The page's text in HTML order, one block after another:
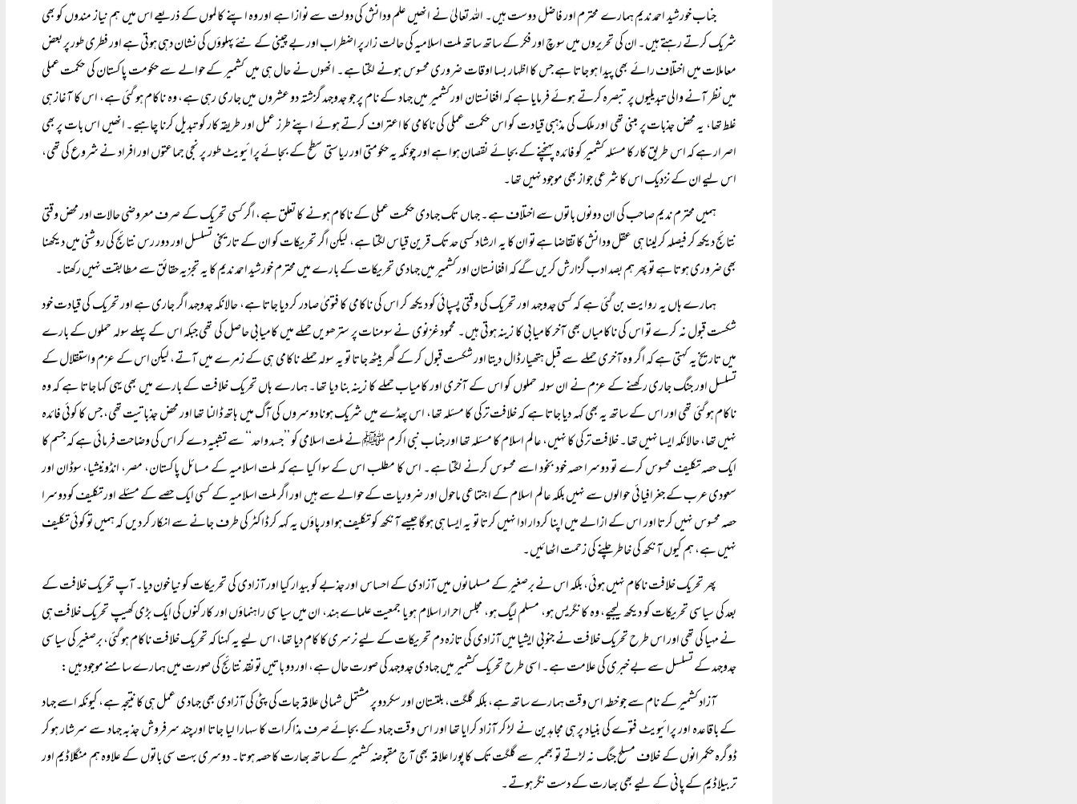
جناب خورشید احمد ندیم ہمارے محترم اور فاضل دوست ہیں۔ اللہ تعالیٰ نے انھیں علم ودانش کی دولت سے نوازا ہے اور وہ اپنے کالموں کے ذریعے اس میں ہم نیاز مندوں کو بھی
شریک کرتے رہتے ہیں۔ ان کی تحریروں میں سوچ اور فکر کے ساتھ ساتھ ملت اسلامیہ کی حالت زار پر اضطراب اور بے چینی کے نئے پہلوؤں کی نشان دہی ہوتی ہے اور فطری طور پر بعض
معاملات میں اختلاف رائے بھی پیدا ہو جاتا ہے جس کا اظہار بسا اوقات ضروری محسوس ہونے لگتا ہے۔ انھوں نے حال ہی میں کشمیر کے حوالے سے حکومت پاکستان کی حکمت عملی
میں نظر آنے والی تبدیلیوں پر تبصرہ کرتے ہوئے فرمایا ہے کہ افغانستان اور کشمیر میں جہاد کے نام پر جو جدوجہد گزشتہ دو عشروں میں جاری رہی ہے، وہ ناکام ہو گئی ہے، اس کا آغاز ہی
غلط تھا، یہ محض جذبات پر مبنی تھی اور ملک کی مذہبی قیادت کو اس حکمت عملی کی ناکامی کا اعتراف کرتے ہوئے اپنے طرز عمل اور طریقہ کار کو تبدیل کرنا چاہیے۔ انھیں اس بات پر بھی
اصرار ہے کہ اس طریق کار کا مسئلہ کشمیر کو فائدہ پہنچنے کے بجائے نقصان ہوا ہے اور چونکہ یہ حکومتی اور ریاستی سطح کے بجائے پرائیویٹ طور پر نجی جماعتوں اور افراد نے شروع کی تھی،
اس لیے ان کے نزدیک اس کا شرعی جواز بھی موجود نہیں تھا۔
ہمیں محترم ندیم صاحب کی ان دونوں باتوں سے اختلاف ہے۔ جہاں تک جہادی حکمت عملی کے ناکام ہونے کا تعلق ہے، اگر کسی تحریک کے صرف معروضی حالات اور محض وقتی
نتائج دیکھ کر فیصلہ کر لینا ہی عقل ودانش کا تقاضا ہے تو ان کا یہ ارشاد کسی حد تک قرین قیاس لگتا ہے، لیکن اگر تحریکات کو ان کے تاریخی تسلسل اور دور رس نتائج کی روشنی میں دیکھنا
بھی ضروری ہوتا ہے تو پھر ہم بصد ادب گزارش کریں گے کہ افغانستان اور کشمیر میں جہادی تحریکات کے بارے میں محترم خورشید احمد ندیم کا یہ تجزیہ حقائق سے مطابقت نہیں رکھتا۔
ہمارے ہاں یہ روایت بن گئی ہے کہ کسی جدوجہد اور تحریک کی وقتی پسپائی کو دیکھ کر اس کی ناکامی کا فتویٰ صادر کر دیا جاتا ہے، حالانکہ جدوجہد اگر جاری ہے اور تحریک کی قیادت خود
شکست قبول نہ کرے تو اس کی ناکامیاں بھی آخر کامیابی کا زینہ ہوتی ہیں۔ محمود غزنوی نے سومنات پر سترھویں حملے میں کامیابی حاصل کی تھی جبکہ اس کے پہلے سولہ حملوں کے بارے
میں تاریخ یہ کہتی ہے کہ اگر وہ آخری حملے سے قبل ہتھیار ڈال دیتا اور شکست قبول کر کے گھر بیٹھ جاتا تو یہ سولہ حملے ناکامی ہی کے زمرے میں آتے، لیکن اس کے عزم واستقلال کے
تسلسل اور جنگ جاری رکھنے کے عزم نے ان سولہ حملوں کو اس کے آخری اور کامیاب حملے کا زینہ بنا دیا تھا۔ ہمارے ہاں تحریک خلافت کے بارے میں بھی یہی کہا جاتا ہے کہ وہ
ناکام ہو گئی تھی اور اس کے ساتھ یہ بھی کہہ دیا جاتا ہے کہ خلافت ترکی کا مسئلہ تھا، اس پھڈے میں شریک ہونا دوسروں کی آگ میں ہاتھ ڈالنا تھا اور محض جذباتیت تھی، جس کا کوئی فائدہ
نہیں تھا، حالانکہ ایسا نہیں تھا۔ خلافت ترکی کا نہیں، عالم اسلام کا مسئلہ تھا اور جناب نبی اکرم ﷺ نے ملت اسلامی کو ’’جسد واحد‘‘ سے تشبیہ دے کر اس کی وضاحت فرمائی ہے کہ جسم کا
ایک حصہ تکلیف محسوس کرے تو دوسرا حصہ خود بخود اسے محسوس کرنے لگتا ہے۔ اس کا مطلب اس کے سوا کیا ہے کہ ملت اسلامیہ کے مسائل پاکستان، مصر، انڈونیشیا، سوڈان اور
سعودی عرب کے جغرافیائی حوالوں سے نہیں بلکہ عالم اسلام کے اجتماعی ماحول اور ضروریات کے حوالے سے ہیں اور اگر ملت اسلامیہ کے کسی ایک حصے کے مسئلے اور تکلیف کو دوسرا
حصہ محسوس نہیں کرتا اور اس کے ازالے میں اپنا کردار ادا نہیں کرتا تو یہ ایسا ہی ہوگا جیسے آنکھ کو تکلیف ہوا ور پاؤں یہ کہہ کر ڈاکٹر کی طرف جانے سے انکار کر دیں کہ ہمیں تو کوئی تکلیف
نہیں ہے، ہم کیوں آنکھ کی خاطر چلنے کی زحمت اٹھائیں۔
پھر تحریک خلافت ناکام نہیں ہوئی، بلکہ اس نے برصغیر کے مسلمانوں میں آزادی کے احساس اور جذبے کو بیدار کیا اور آزادی کی تحریکات کو نیا خون دیا۔ آپ تحریک خلافت کے
بعد کی سیاسی تحریکات کو دیکھ لیجیے، وہ کانگریس ہو، مسلم لیگ ہو، مجلس احرار اسلام ہو یا جمعیت علماے ہند، ان میں سیاسی راہنماؤں اور کارکنوں کی ایک بڑی کھیپ تحریک خلافت ہی
نے مہیا کی تھی اور اس طرح تحریک خلافت نے جنوبی ایشیا میں آزادی کی تازہ دم تحریکات کے لیے نرسری کا کام دیا تھا، اس لیے یہ کہنا کہ تحریک خلافت ناکام ہو گئی، برصغیر کی سیاسی
جدوجہد کے تسلسل سے بے خبری کی علامت ہے۔ اسی طرح تحریک کشمیر میں جہادی جدوجہد کی صورت حال ہے، اور دو باتیں تو نقد نتائج کی صورت میں ہمارے سامنے موجود ہیں:
آزاد کشمیر کے نام سے جو خطہ اس وقت ہمارے ساتھ ہے، بلکہ گلگت، بلتستان اور سکردو پر مشتمل شمالی علاقہ جات کی پٹی کی آزادی بھی جہادی عمل ہی کا نتیجہ ہے، کیونکہ اسے جہاد
کے باقاعدہ اور پرائیویٹ فتوے کی بنیاد پر ہی مجاہدین نے لڑ کر آزاد کرایا تھا اور اس وقت جہاد کے بجائے صرف مذاکرات کا سہارا لیا جاتا اور چند سرفروش جذبہ جہاد سے سرشار ہو کر
ڈوگرہ حکمرانوں کے خلاف مسلح جنگ نہ لڑتے تو بھمبر سے گلگت تک کا پورا علاقہ بھی آج مقبوضہ کشمیر کے ساتھ بھارت کا حصہ ہوتا۔ دوسری بہت سی باتوں کے علاوہ ہم منگلا ڈیم اور
تربیلا ڈیم کے پانی کے لیے بھی بھارت کے دست نگر ہوتے۔